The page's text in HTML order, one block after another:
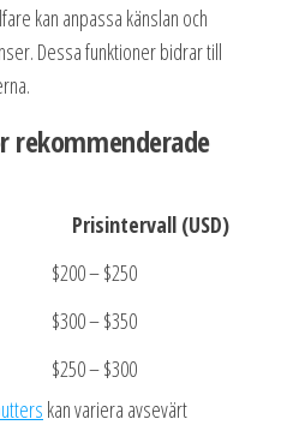
kan anpassa känslan och
Dessa funktioner bidrar till
rekommenderade
Prisintervall (USD)
$200 – $250
$300 – $350
$250 – $300
kan variera avsevärt